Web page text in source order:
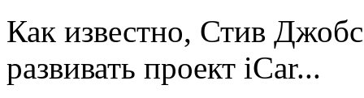
Как известно, Стив
развивать проект iCar...